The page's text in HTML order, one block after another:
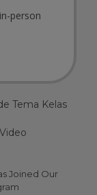
person
Tema Kelas
Video
Joined Our